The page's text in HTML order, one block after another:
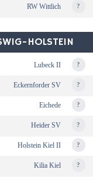
RW Wittlich ?
HOLSTEIN
Lubeck II ?
Eckernforder SV ?
Eichede ?
Heider SV ?
Holstein Kiel II ?
Kilia Kiel ?